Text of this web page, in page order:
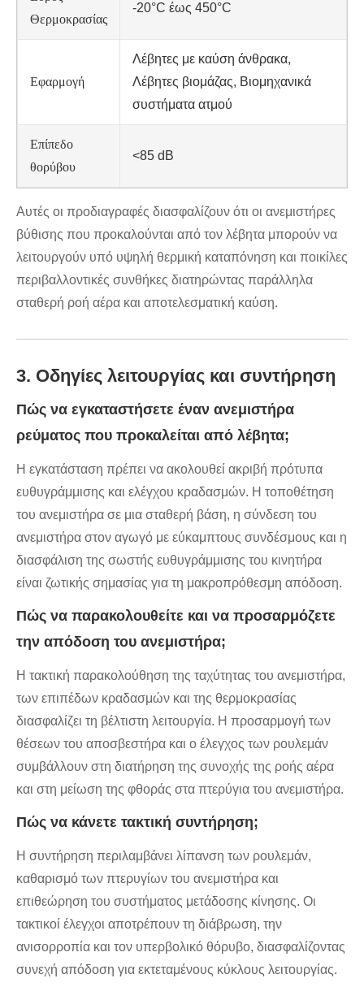
Θερμοκρασίας
-20°C έως 450°C
Εφαρμογή
Λέβητες με καύση άνθρακα,
Λέβητες βιομάζας, Βιομηχανικά
συστήματα ατμού
Επίπεδο
θορύβου
<85 dB
Αυτές οι προδιαγραφές διασφαλίζουν ότι οι ανεμιστήρες
βύθισης που προκαλούνται από τον λέβητα μπορούν να
λειτουργούν υπό υψηλή θερμική καταπόνηση και ποικίλες
περιβαλλοντικές συνθήκες διατηρώντας παράλληλα
σταθερή ροή αέρα και αποτελεσματική καύση.
3. Οδηγίες λειτουργίας και συντήρηση
Πώς να εγκαταστήσετε έναν ανεμιστήρα
ρεύματος που προκαλείται από λέβητα;
Η εγκατάσταση πρέπει να ακολουθεί ακριβή πρότυπα
ευθυγράμμισης και ελέγχου κραδασμών. Η τοποθέτηση
του ανεμιστήρα σε μια σταθερή βάση, η σύνδεση του
ανεμιστήρα στον αγωγό με εύκαμπτους συνδέσμους και η
διασφάλιση της σωστής ευθυγράμμισης του κινητήρα
είναι ζωτικής σημασίας για τη μακροπρόθεσμη απόδοση.
Πώς να παρακολουθείτε και να προσαρμόζετε
την απόδοση του ανεμιστήρα;
Η τακτική παρακολούθηση της ταχύτητας του ανεμιστήρα,
των επιπέδων κραδασμών και της θερμοκρασίας
διασφαλίζει τη βέλτιστη λειτουργία. Η προσαρμογή των
θέσεων του αποσβεστήρα και ο έλεγχος των ρουλεμάν
συμβάλλουν στη διατήρηση της συνοχής της ροής αέρα
και στη μείωση της φθοράς στα πτερύγια του ανεμιστήρα.
Πώς να κάνετε τακτική συντήρηση;
Η συντήρηση περιλαμβάνει λίπανση των ρουλεμάν,
καθαρισμό των πτερυγίων του ανεμιστήρα και
επιθεώρηση του συστήματος μετάδοσης κίνησης. Οι
τακτικοί έλεγχοι αποτρέπουν τη διάβρωση, την
ανισορροπία και τον υπερβολικό θόρυβο, διασφαλίζοντας
συνεχή απόδοση για εκτεταμένους κύκλους λειτουργίας.